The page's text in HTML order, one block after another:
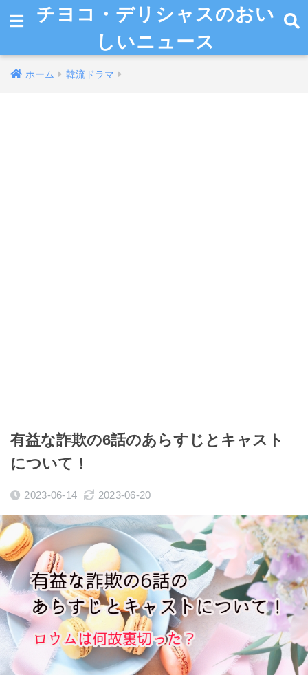
チヨコ・デリシャスのおい
しいニュース
ホーム 韓流ドラマ
有益な詐欺の6話のあらすじとキャスト
について！
2023-06-14 2023-06-20